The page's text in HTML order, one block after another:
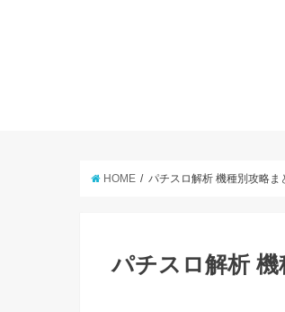
HOME パチスロ解析 機種別攻略ま
パチスロ解析